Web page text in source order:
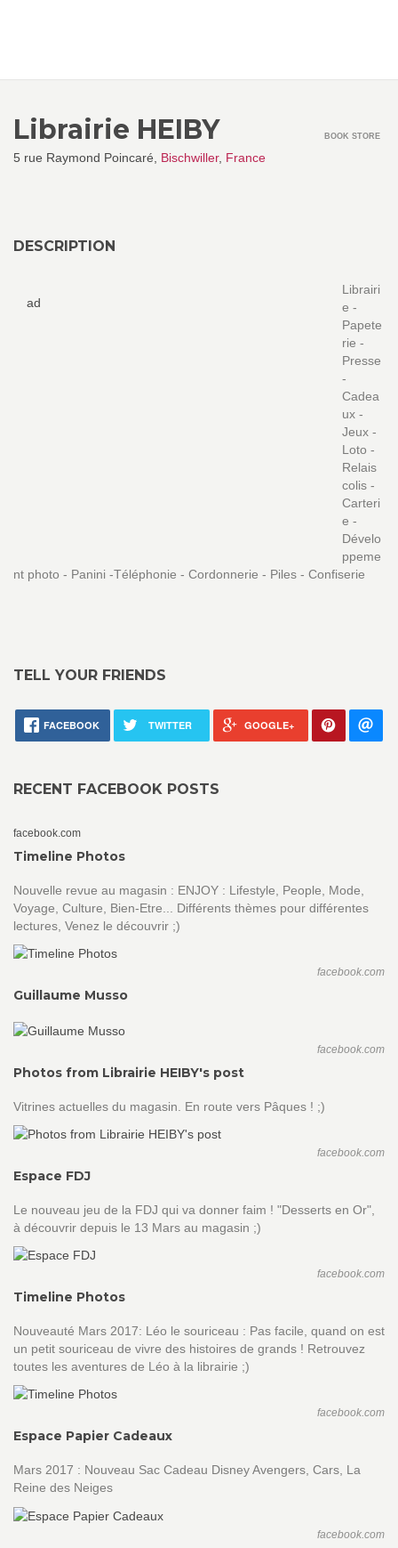
Librairie HEIBY
5 rue Raymond Poincaré, Bischwiller, France
BOOK STORE
DESCRIPTION
ad
Librairi
e -
Papete
rie -
Presse
-
Cadea
ux -
Jeux -
Loto -
Relais
colis -
Carteri
e -
Dévelo
ppeme
nt photo - Panini -Téléphonie - Cordonnerie - Piles - Confiserie
TELL YOUR FRIENDS
FACEBOOK TWITTER GOOGLE+
RECENT FACEBOOK POSTS
facebook.com
Timeline Photos
Nouvelle revue au magasin : ENJOY : Lifestyle, People, Mode,
Voyage, Culture, Bien-Etre... Différents thèmes pour différentes
lectures, Venez le découvrir ;)
facebook.com
Guillaume Musso
facebook.com
Photos from Librairie HEIBY's post
Vitrines actuelles du magasin. En route vers Pâques ! ;)
facebook.com
Espace FDJ
Le nouveau jeu de la FDJ qui va donner faim ! "Desserts en Or",
à découvrir depuis le 13 Mars au magasin ;)
facebook.com
Timeline Photos
Nouveauté Mars 2017: Léo le souriceau : Pas facile, quand on est
un petit souriceau de vivre des histoires de grands ! Retrouvez
toutes les aventures de Léo à la librairie ;)
facebook.com
Espace Papier Cadeaux
Mars 2017 : Nouveau Sac Cadeau Disney Avengers, Cars, La
Reine des Neiges
facebook.com